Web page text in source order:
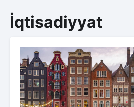
İqtisadiyyat